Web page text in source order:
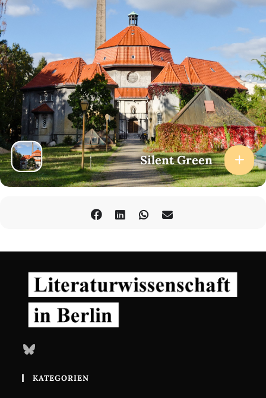
Silent Green
Bluesky
KATEGORIEN